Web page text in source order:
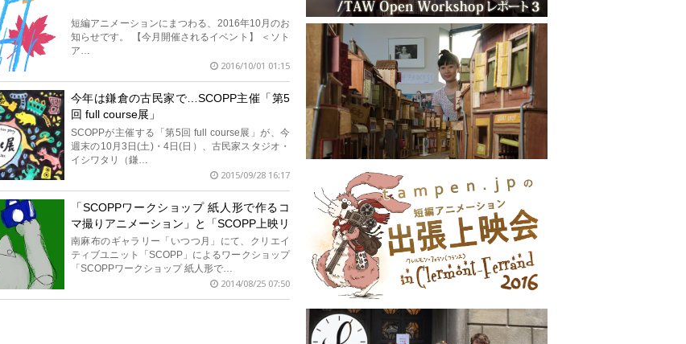
短編アニメーションにまつわる、2016年10月のお
知らせです。 【今月開催されるイベント】 ＜ソト
ア…
2016/10/01 01:15
今年は鎌倉の古民家で…SCOPP主催「第5
回 full course展」
SCOPPが主催する「第5回 full course展」が、今
週末の10月3日(土)・4日(日）、古民家スタジオ・
イシワタリ（鎌…
2015/09/28 16:17
「SCOPPワークショップ 紙人形で作るコ
マ撮りアニメーション」と「SCOPP上映リ
トルアニメーションパーティ」
南麻布のギャラリー「いつつ月」にて、クリエイ
ティブユニット「SCOPP」によるワークショップ
「SCOPPワークショップ 紙人形で…
2014/08/25 07:50